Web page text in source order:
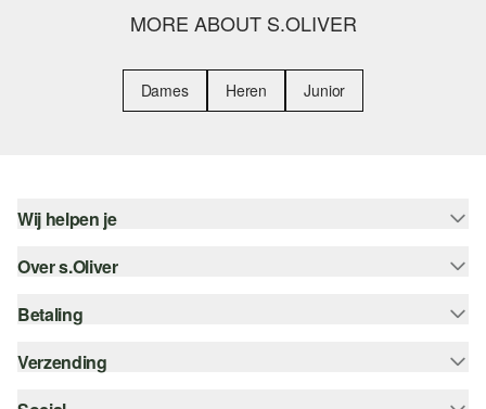
MORE ABOUT S.OLIVER
Dames Heren Junior
Wij helpen je
Help - FAQ
Maattabel
Top categorieën
Over s.Oliver
Nieuwsbrief
s.Oliver Card
Betaling
Koop op rekening
Creditcard
Verzending